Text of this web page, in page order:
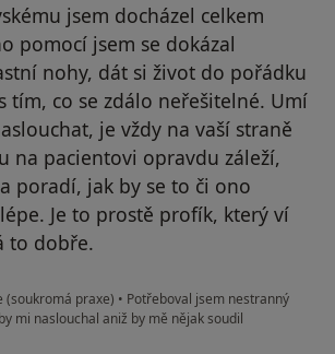
jsem docházel celkem
pomocí jsem se dokázal
nohy, dát si život do pořádku
tím, co se zdálo neřešitelné. Umí
je vždy na vaší straně
na pacientovi opravdu záleží,
poradí, jak by se to či ono
Je to prostě profík, který ví
to dobře.
(soukromá praxe) • Potřeboval jsem nestranný
mi naslouchal aniž by mě nějak soudil
Jerry Sova